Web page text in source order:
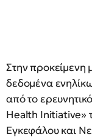
Στην προκείμενη
δεδομένα
από το
Health Initiative»
Εγκεφάλου και